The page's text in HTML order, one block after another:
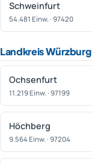
Schweinfurt
54.481 Einw. · 97420
Landkreis Würzburg
Ochsenfurt
11.219 Einw. · 97199
Höchberg
9.564 Einw. · 97204